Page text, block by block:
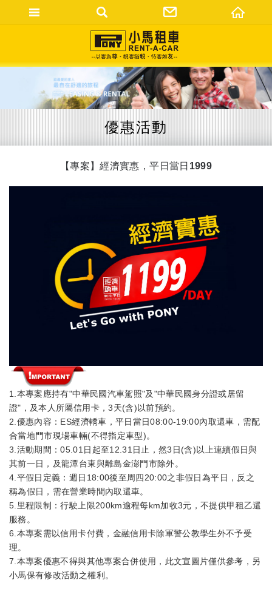
優惠活動
【專案】經濟實惠，平日當日1999
1.本專案應持有"中華民國汽車駕照"及"中華民國身分證或居留
證"，及本人所屬信用卡，3天(含)以前預約。
2.優惠內容：ES經濟轎車，平日當日08:00-19:00內取還車，需配
合當地門市現場車輛(不得指定車型)。
3.活動期間：05.01日起至12.31日止，然3日(含)以上連續假日與
其前一日，及龍潭台東與離島金澎門市除外。
4.平假日定義：週日18:00後至周四20:00之非假日為平日，反之
稱為假日，需在營業時間內取還車。
5.里程限制：行駛上限200km逾程每km加收3元，不提供甲租乙還
服務。
6.本專案需以信用卡付費，金融信用卡除軍警公教學生外不予受
理。
7.本專案優惠不得與其他專案合併使用，此文宣圖片僅供參考，另
小馬保有修改活動之權利。